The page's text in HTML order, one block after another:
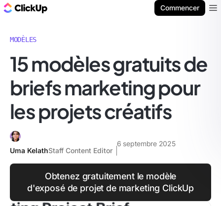
Commencer
MODÈLES
15 modèles gratuits de
briefs marketing pour
les projets créatifs
Uma KelathStaff Content Editor
6 septembre 2025
Obtenez gratuitement le modèle
d'exposé de projet de marketing ClickUp